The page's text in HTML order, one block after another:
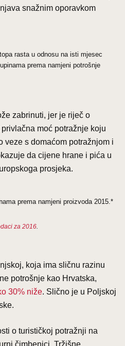
snažnim oporavkom
rasta u odnosu na isti mjesec
prema namjeni potrošnje
zabrinuti, jer je riječ o
moć potražnje koju
veze s domaćom potražnjom i
da cijene hrane i pića u
prosjeka.
prema namjeni proizvoda 2015.*
za 2016
koja ima sličnu razinu
potrošnje kao Hrvatska,
30% niže. Slično je u Poljskoj
o turističkoj potražnji na
čimbenici. Tržišne